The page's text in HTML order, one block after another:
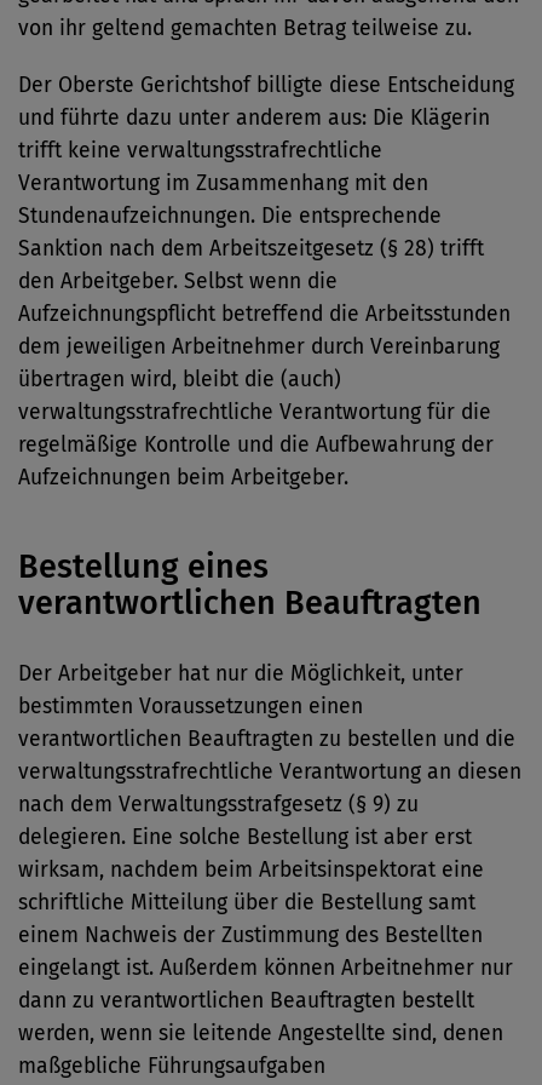
von ihr geltend gemachten Betrag teilweise zu.
Der Oberste Gerichtshof billigte diese Entscheidung
und führte dazu unter anderem aus: Die Klägerin
trifft keine verwaltungsstrafrechtliche
Verantwortung im Zusammenhang mit den
Stundenaufzeichnungen. Die entsprechende
Sanktion nach dem Arbeitszeitgesetz (§ 28) trifft
den Arbeitgeber. Selbst wenn die
Aufzeichnungspflicht betreffend die Arbeitsstunden
dem jeweiligen Arbeitnehmer durch Vereinbarung
übertragen wird, bleibt die (auch)
verwaltungsstrafrechtliche Verantwortung für die
regelmäßige Kontrolle und die Aufbewahrung der
Aufzeichnungen beim Arbeitgeber.
Bestellung eines
verantwortlichen Beauftragten
Der Arbeitgeber hat nur die Möglichkeit, unter
bestimmten Voraussetzungen einen
verantwortlichen Beauftragten zu bestellen und die
verwaltungsstrafrechtliche Verantwortung an diesen
nach dem Verwaltungsstrafgesetz (§ 9) zu
delegieren. Eine solche Bestellung ist aber erst
wirksam, nachdem beim Arbeitsinspektorat eine
schriftliche Mitteilung über die Bestellung samt
einem Nachweis der Zustimmung des Bestellten
eingelangt ist. Außerdem können Arbeitnehmer nur
dann zu verantwortlichen Beauftragten bestellt
werden, wenn sie leitende Angestellte sind, denen
maßgebliche Führungsaufgaben